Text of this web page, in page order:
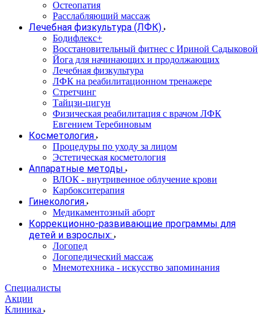
Остеопатия
Расслабляющий массаж
Лечебная физкультура (ЛФК)
Бодифлекс+
Восстановительный фитнес с Ириной Садыковой
Йога для начинающих и продолжающих
Лечебная физкультура
ЛФК на реабилитационном тренажере
Стретчинг
Тайцзи-цигун
Физическая реабилитация с врачом ЛФК
Евгением Теребиновым
Косметология
Процедуры по уходу за лицом
Эстетическая косметология
Аппаратные методы
ВЛОК - внутривенное облучение крови
Карбокситерапия
Гинекология
Медикаментозный аборт
Коррекционно-развивающие программы для
детей и взрослых:
Логопед
Логопедический массаж
Мнемотехника - искусство запоминания
Специалисты
Акции
Клиника